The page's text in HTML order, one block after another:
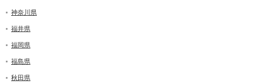
神奈川県
福井県
福岡県
福島県
秋田県